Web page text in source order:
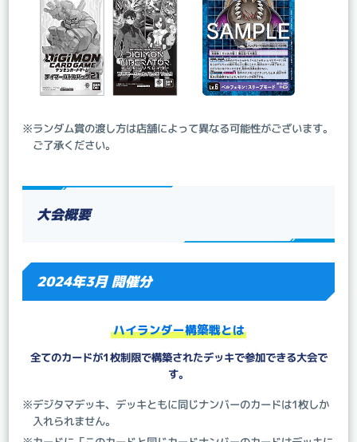
※ランダム賞の渡し方は店舗によって異なる可能性がございます。
ご了承ください。
大会概要
2024年3月 開催分
ハイランダー構築戦とは
全てのカードが1枚制限で構築されたデッキで参加できる大会で
す。
※デジタマデッキ、デッキともに同じナンバーのカードは1枚しか
入れられません。